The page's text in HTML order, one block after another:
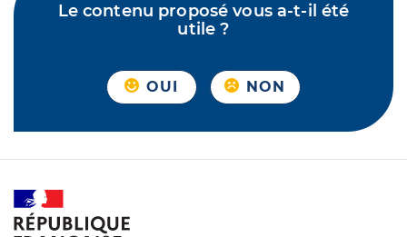
Le contenu proposé vous a-t-il été
utile ?
OUI NON